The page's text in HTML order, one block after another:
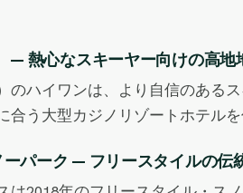
— 熱心なスキーヤー向けの高地
のハイワンは、より自信のある
合う大型カジノリゾートホテル
ーパーク — フリースタイルの伝